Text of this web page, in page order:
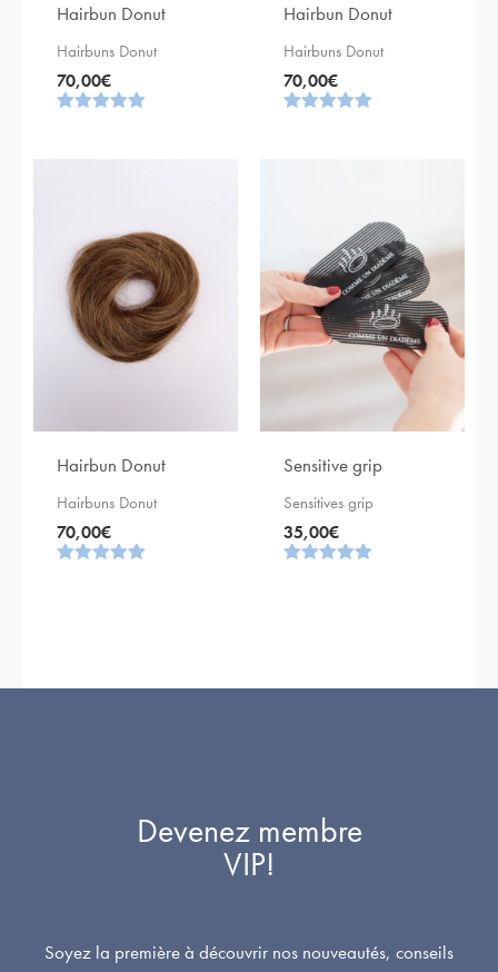
Hairbun Donut
Hairbuns Donut
70,00€
Hairbun Donut
Hairbuns Donut
70,00€
Hairbun Donut
Hairbuns Donut
70,00€
Sensitive grip
Sensitives grip
35,00€
Devenez membre
VIP!
Soyez la première à découvrir nos nouveautés, conseils